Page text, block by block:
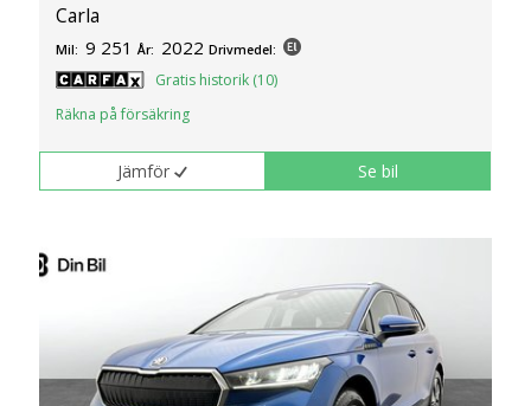
Carla
Mil: 9 251 År: 2022 Drivmedel:
Gratis historik (10)
Räkna på försäkring
Jämför Se bil